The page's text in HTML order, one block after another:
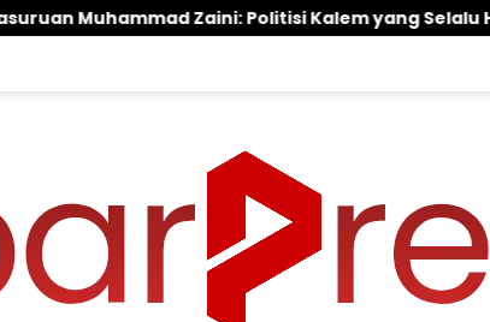
Kalem yang Selalu Hadir di Tengah Lantunan